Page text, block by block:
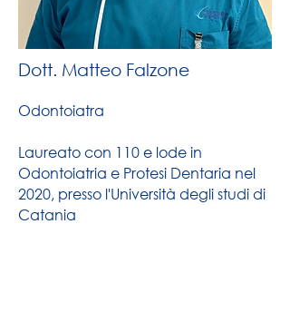
Dott. Matteo Falzone
Odontoiatra
Laureato con 110 e lode in
Odontoiatria e Protesi Dentaria nel
2020, presso l'Università degli studi di
Catania